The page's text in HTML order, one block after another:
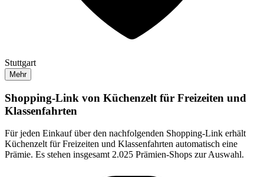
Stuttgart
Mehr
Shopping-Link von Küchenzelt für Freizeiten und
Klassenfahrten
Für jeden Einkauf über den nachfolgenden Shopping-Link erhält
Küchenzelt für Freizeiten und Klassenfahrten automatisch eine
Prämie. Es stehen insgesamt 2.025 Prämien-Shops zur Auswahl.